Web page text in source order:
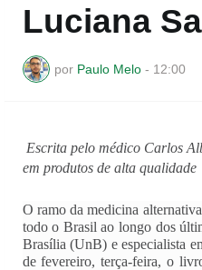
Luciana
por Paulo Melo - 12:00
Escrita pelo médico Carlos
em produtos de alta qualidade
O ramo da medicina
todo o Brasil ao longo dos
Brasília (UnB) e especialista
de fevereiro, terça-feira, o